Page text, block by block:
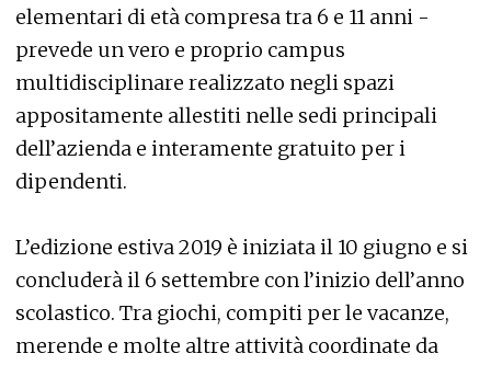
elementari di età compresa tra 6 e 11 anni -
prevede un vero e proprio campus
multidisciplinare realizzato negli spazi
appositamente allestiti nelle sedi principali
dell’azienda e interamente gratuito per i
dipendenti.
L’edizione estiva 2019 è iniziata il 10 giugno e si
concluderà il 6 settembre con l’inizio dell’anno
scolastico. Tra giochi, compiti per le vacanze,
merende e molte altre attività coordinate da